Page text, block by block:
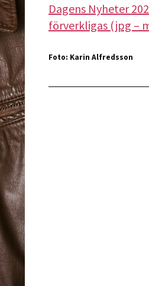
Dagens Nyheter
förverkligas (jpg –
Foto: Karin Alfredsson